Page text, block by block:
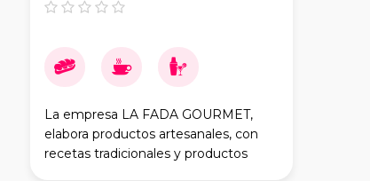
La empresa LA FADA GOURMET,
elabora productos artesanales, con
recetas tradicionales y productos